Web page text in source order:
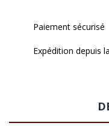
Paiement sécurisé
Expédition depuis